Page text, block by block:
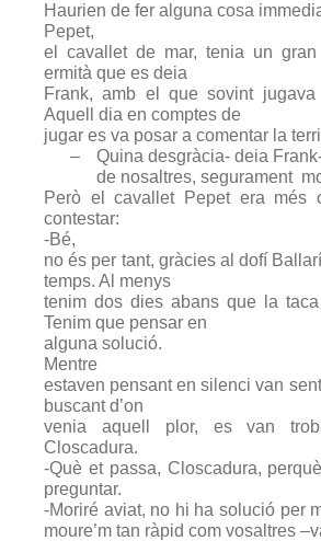
Haurien de fer alguna cosa
Pepet,
el cavallet de mar, tenia un
ermità que es deia
Frank, amb el que sovint
Aquell dia en comptes de
jugar es va posar a comentar la
–
Quina desgràcia- deia
de nosaltres, segurament
Però el cavallet Pepet era més
contestar:
-Bé,
no és per tant, gràcies al dofí
temps. Al menys
tenim dos dies abans que la
Tenim que pensar en
alguna solució.
Mentre
estaven pensant en silenci van
buscant d’on
venia aquell plor, es van
Closcadura.
-Què et passa, Closcadura,
preguntar.
-Moriré aviat, no hi ha solució per
moure’m tan ràpid com vosaltres